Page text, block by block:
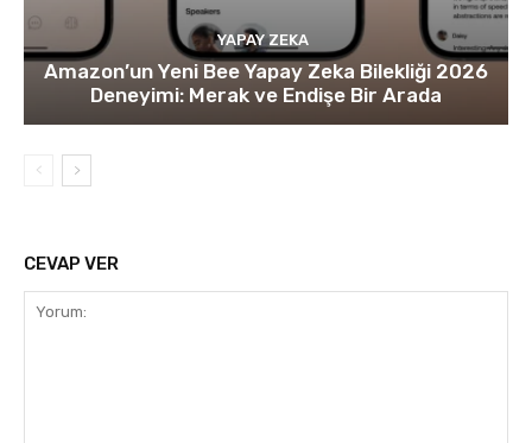
YAPAY ZEKA
Amazon’un Yeni Bee Yapay Zeka Bilekliği 2026
Deneyimi: Merak ve Endişe Bir Arada
CEVAP VER